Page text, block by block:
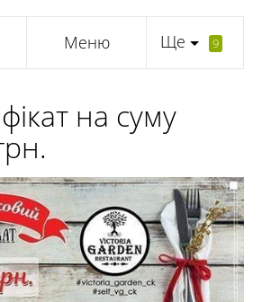
Меню Ще 9
на суму